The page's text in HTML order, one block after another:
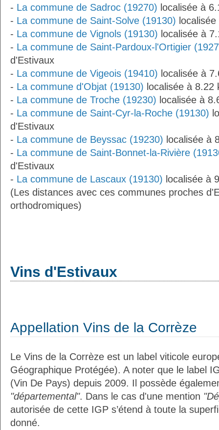
- La commune de Sadroc (19270) localisée à
- La commune de Saint-Solve (19130)
- La commune de Vignols (19130) localisée à
- La commune de Saint-Pardoux-l'Ortigier
d'Estivaux
- La commune de Vigeois (19410) localisée à
- La commune d'Objat (19130) localisée à 8.22
- La commune de Troche (19230) localisée à
- La commune de Saint-Cyr-la-Roche (19130)
d'Estivaux
- La commune de Beyssac (19230) localisée à
- La commune de Saint-Bonnet-la-Rivière
d'Estivaux
- La commune de Lascaux (19130) localisée à
(Les distances avec ces communes proches
orthodromiques)
Vins d'Estivaux
Appellation Vins de la Corrèze
Le Vins de la Corrèze est un label viticole
Géographique Protégée). A noter que le label
(Vin De Pays) depuis 2009. Il possède
"départemental". Dans le cas d'une mention
autorisée de cette IGP s’étend à toute la
donné.